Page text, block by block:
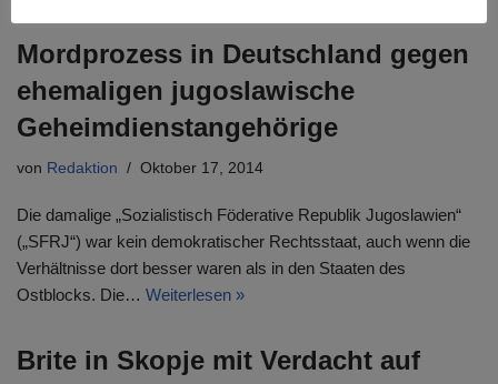
Mordprozess in Deutschland gegen
ehemaligen jugoslawische
Geheimdienstangehörige
von Redaktion Oktober 17, 2014
Die damalige „Sozialistisch Föderative Republik Jugoslawien“
(„SFRJ“) war kein demokratischer Rechtsstaat, auch wenn die
Verhältnisse dort besser waren als in den Staaten des
Ostblocks. Die… Weiterlesen »
Brite in Skopje mit Verdacht auf